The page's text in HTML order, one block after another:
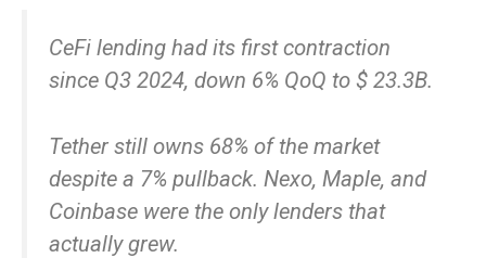
CeFi lending had its first contraction
since Q3 2024, down 6% QoQ to $ 23.3B.
Tether still owns 68% of the market
despite a 7% pullback. Nexo, Maple, and
Coinbase were the only lenders that
actually grew.